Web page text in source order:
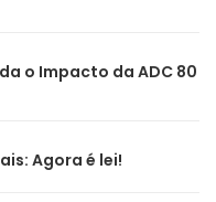
o Impacto da ADC 80
Agora é lei!